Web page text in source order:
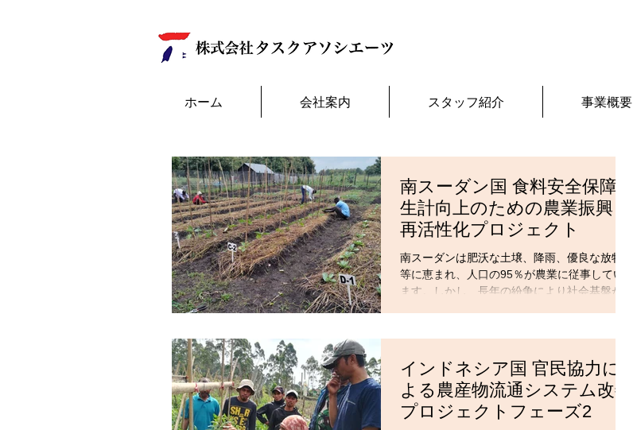
ホーム 会社案内 スタッフ紹介 事業概要
南スーダン国 食料安全保障・
生計向上のための農業振興・
再活性化プロジェクト
南スーダンは肥沃な土壌、降雨、優良な放牧地
等に恵まれ、人口の95％が農業に従事してい
ます。しかし、長年の紛争により社会基盤が破
土地は農業生産に活用されておらず、近隣諸国
からの食料輸入に依存し...
インドネシア国 官民協力に
よる農産物流通システム改善
プロジェクトフェーズ2